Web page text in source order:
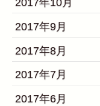
2017年9月
2017年8月
2017年7月
2017年6月